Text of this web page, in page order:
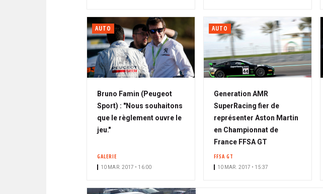
AUTO
Bruno Famin (Peugeot
Sport) : "Nous souhaitons
que le règlement ouvre le
jeu."
GALERIE
10 MAR. 2017 • 16:00
AUTO
Generation AMR
SuperRacing fier de
représenter Aston Martin
en Championnat de
France FFSA GT
FFSA GT
10 MAR. 2017 • 15:37